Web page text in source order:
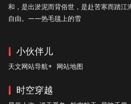
和，是出淤泥而背俗世，是赴苦寒而踏江
自由。——热毛毯上的雪
小伙伴儿
天文网站导航+ 网站地图
时空穿越